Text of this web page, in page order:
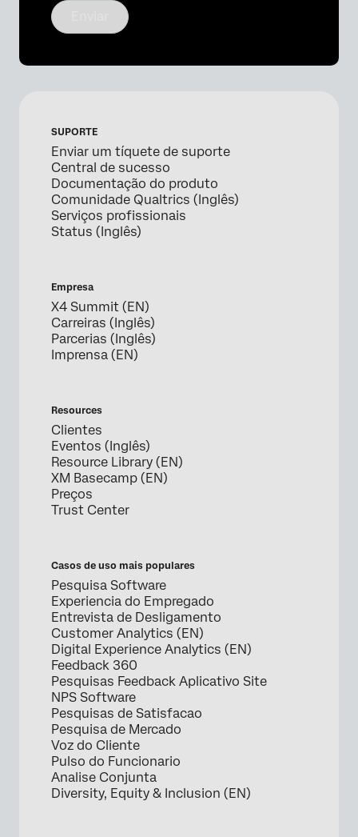
SUPORTE
Enviar um tíquete de suporte
Central de sucesso
Documentação do produto
Comunidade Qualtrics (Inglês)
Serviços profissionais
Status (Inglês)
Empresa
X4 Summit (EN)
Carreiras (Inglês)
Parcerias (Inglês)
Imprensa (EN)
Resources
Clientes
Eventos (Inglês)
Resource Library (EN)
XM Basecamp (EN)
Preços
Trust Center
Casos de uso mais populares
Pesquisa Software
Experiencia do Empregado
Entrevista de Desligamento
Customer Analytics (EN)
Digital Experience Analytics (EN)
Feedback 360
Pesquisas Feedback Aplicativo Site
NPS Software
Pesquisas de Satisfacao
Pesquisa de Mercado
Voz do Cliente
Pulso do Funcionario
Analise Conjunta
Diversity, Equity & Inclusion (EN)